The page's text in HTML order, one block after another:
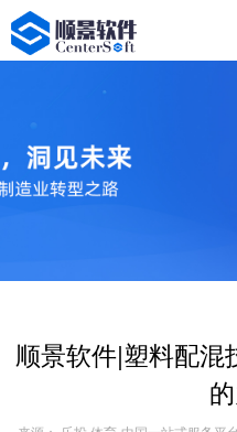
顺景软件|塑料配混